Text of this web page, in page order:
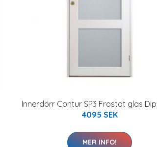
Innerdörr Contur SP3 Frostat glas
4095 SEK
MER INFO!